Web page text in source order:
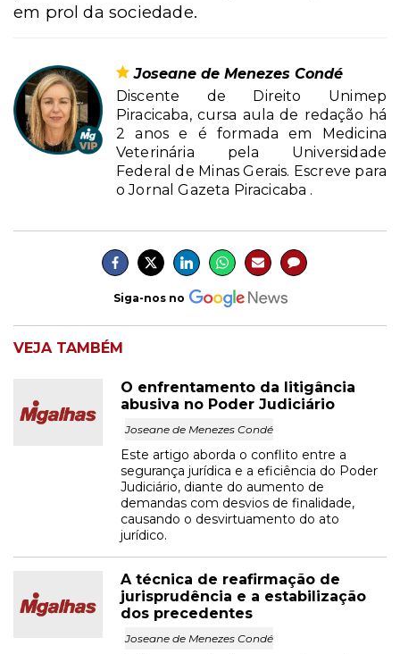
em prol da sociedade.
Joseane de Menezes Condé
Discente de Direito Unimep
Piracicaba, cursa aula de redação há
2 anos e é formada em Medicina
Veterinária pela Universidade
Federal de Minas Gerais. Escreve para
o Jornal Gazeta Piracicaba .
Siga-nos no
VEJA TAMBÉM
O enfrentamento da litigância
abusiva no Poder Judiciário
Joseane de Menezes Condé
Este artigo aborda o conflito entre a
segurança jurídica e a eficiência do Poder
Judiciário, diante do aumento de
demandas com desvios de finalidade,
causando o desvirtuamento do ato
jurídico.
A técnica de reafirmação de
jurisprudência e a estabilização
dos precedentes
Joseane de Menezes Condé